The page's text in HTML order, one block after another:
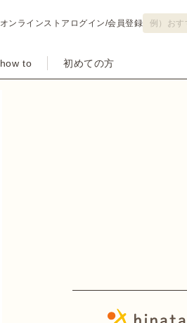
ンラインストア ログイン/会員登録
how to 初めての方